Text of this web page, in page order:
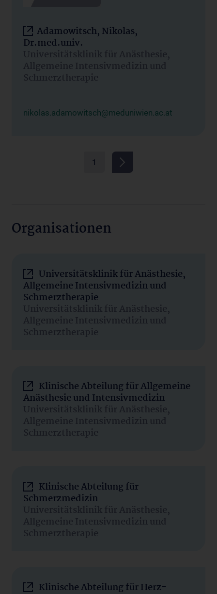
Adamowitsch, Nikolas,
Dr.med.univ.
Universitätsklinik für Anästhesie,
Allgemeine Intensivmedizin und
Schmerztherapie
nikolas.adamowitsch@meduniwien.ac.at
1
Organisationen
Universitätsklinik für Anästhesie,
Allgemeine Intensivmedizin und
Schmerztherapie
Universitätsklinik für Anästhesie,
Allgemeine Intensivmedizin und
Schmerztherapie
Klinische Abteilung für Allgemeine
Anästhesie und Intensivmedizin
Universitätsklinik für Anästhesie,
Allgemeine Intensivmedizin und
Schmerztherapie
Klinische Abteilung für
Schmerzmedizin
Universitätsklinik für Anästhesie,
Allgemeine Intensivmedizin und
Schmerztherapie
Klinische Abteilung für Herz-